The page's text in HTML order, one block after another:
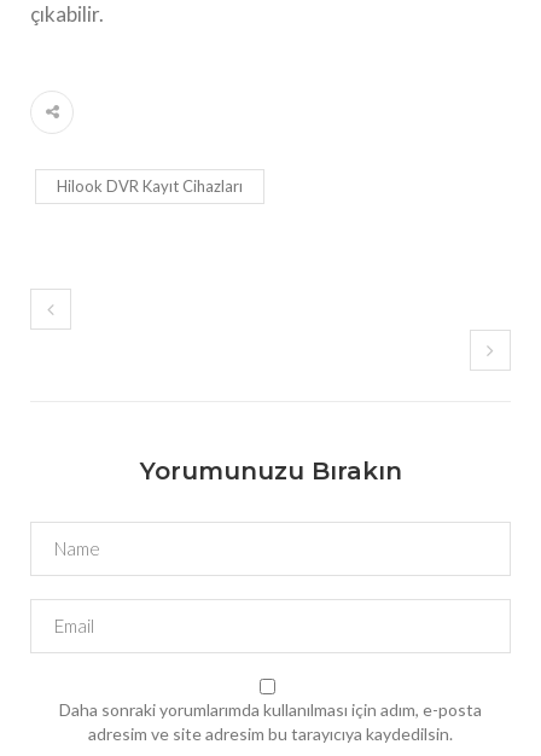
çıkabilir.
Hilook DVR Kayıt Cihazları
Yorumunuzu Bırakın
Daha sonraki yorumlarımda kullanılması için adım, e-posta
adresim ve site adresim bu tarayıcıya kaydedilsin.